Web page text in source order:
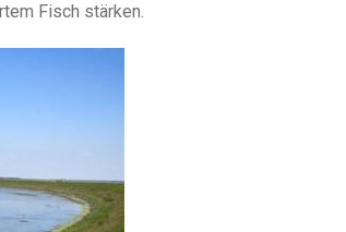
Fisch stärken.